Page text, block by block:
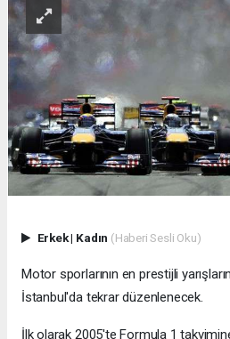
Erkek| Kadın (Haberi Sesli Oku)
Motor sporlarının en prestijli
İstanbul'da tekrar düzenlenecek.
İlk olarak 2005'te Formula 1